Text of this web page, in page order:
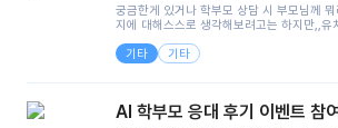
궁금한게 있거나 학부모 상담 시 부모님께
지에 대해스스로 생각해보려고는 하지만,,유
려니 어려울때가...^^(저만 그런거 아니죠 ㅜ
피티나 제미나이는 몇세이고 여자인지 남자
정보를 제공하면서 물어봐야할 때가 있어그
으셔서 고민이 됐는데ai 학부모 응대를 써볼
기타 기타
AI 학부모 응대 후기 이벤트 참